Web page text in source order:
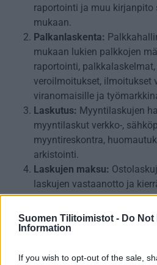
Suomen Tilitoimistot - Do Not
Information
If you wish to opt-out of the sale,
raportointi ja muu kirjanpito
mukaan.
Palkanlaskenta:
mukaan lukien palkkojen
raportointi,
veroilmoitukset, ilmoitukset
viranomaisille ja
Laskutus: Myyntilaskujen
myyntilaskut verkko-,
myyntireskontra,
arkistointi.
Laskujen maksu:
laskujen vastaanotto ja
maksatus ja arkistointi.
Sisäinen laskenta:
kehittäminen asiakkaan
johdon raportointi.